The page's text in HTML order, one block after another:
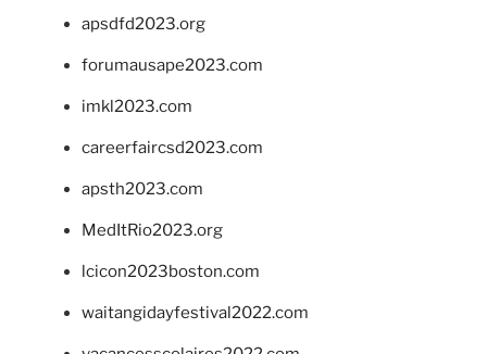
apsdfd2023.org
forumausape2023.com
imkl2023.com
careerfaircsd2023.com
apsth2023.com
MedItRio2023.org
lcicon2023boston.com
waitangidayfestival2022.com